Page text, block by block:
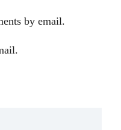
by email.